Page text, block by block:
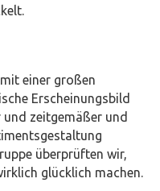
einer großen
Erscheinungsbild
zeitgemäßer und
überprüften wir,
glücklich machen.